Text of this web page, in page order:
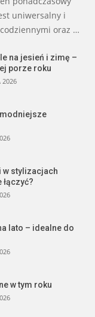
uniwersalny i
oraz …
na jesień i zimę –
porze roku
2026
w stylizacjach
lato – idealne do
w tym roku